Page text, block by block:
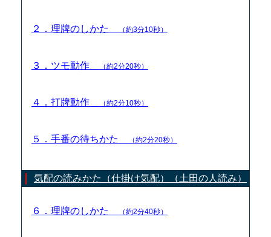
２．理牌のしかた （約3分10秒）
３．ツモ動作 （約2分20秒）
４．打牌動作 （約2分10秒）
５．手番の待ちかた （約2分20秒）
気配の読みかた（仕掛け気配）（土田の人読み）
６．理牌のしかた （約2分40秒）